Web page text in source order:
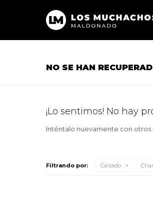
NO SE HAN
¡Lo sentimos! No hay
Inténtalo nuevamente con otros
Filtrando por: Calzado